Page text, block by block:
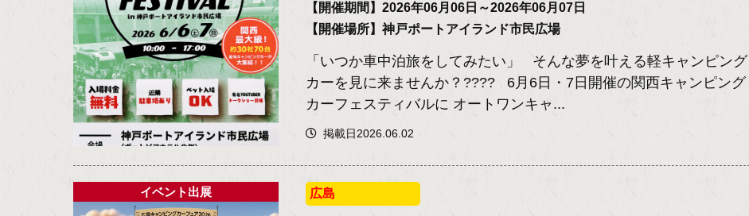
【開催期間】2026年06月06日～2026年06月07日
【開催場所】神戸ポートアイランド市民広場
「いつか車中泊旅をしてみたい」 そんな夢を叶える軽キャンピング
カーを見に来ませんか？???? 6月6日・7日開催の関西キャンピング
カーフェスティバルに オートワンキャ...
掲載日2026.06.02
イベント出展 広島